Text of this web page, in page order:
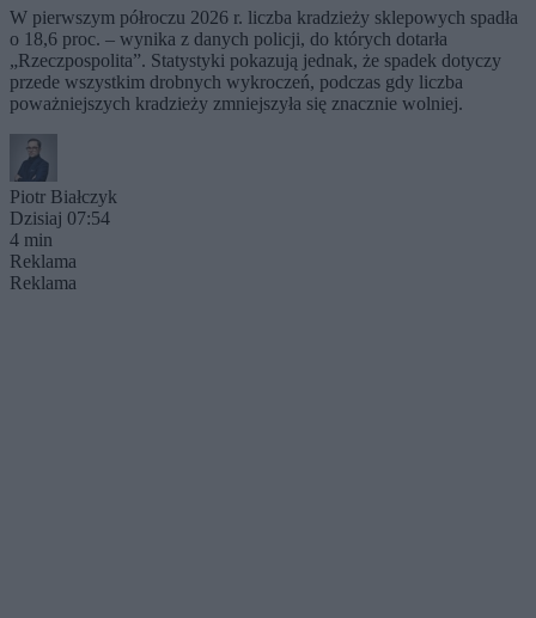
W pierwszym półroczu 2026 r. liczba kradzieży sklepowych spadła
o 18,6 proc. – wynika z danych policji, do których dotarła
„Rzeczpospolita”. Statystyki pokazują jednak, że spadek dotyczy
przede wszystkim drobnych wykroczeń, podczas gdy liczba
poważniejszych kradzieży zmniejszyła się znacznie wolniej.
Piotr Białczyk
Dzisiaj 07:54
4 min
Reklama
Reklama